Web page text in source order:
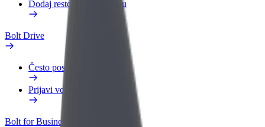
Dodaj restoran ili trgovinu
Bolt Drive
Često postavljana pitanja
Prijavi vozilo
Bolt for Business